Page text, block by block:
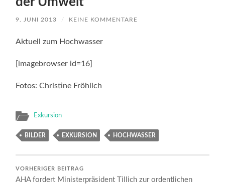
9. JUNI 2013 / KEINE KOMMENTARE
Aktuell zum Hochwasser
[imagebrowser id=16]
Fotos: Christine Fröhlich
Exkursion
BILDER EXKURSION HOCHWASSER
VORHERIGER BEITRAG
AHA fordert Ministerpräsident Tillich zur ordentlichen